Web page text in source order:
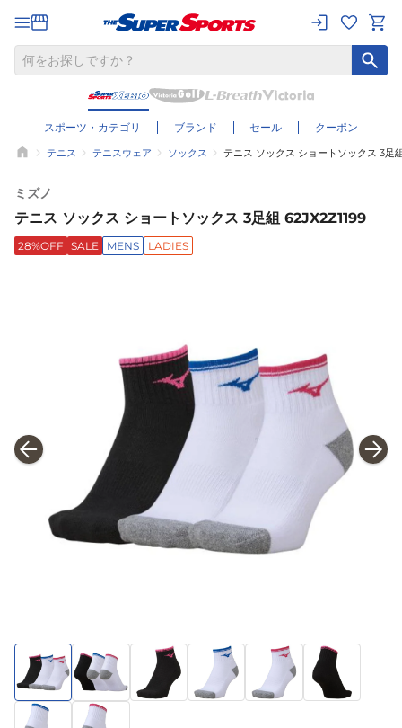
スポーツ・カテゴリ ブランド セール クーポン
テニス テニスウェア ソックス テニス ソックス ショートソックス 3足
ミズノ
テニス ソックス ショートソックス 3足組 62JX2Z1199
28%OFF SALE MENS LADIES